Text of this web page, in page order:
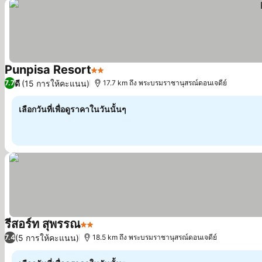
Punpisa Resort2 ดาว
7.7ดี (15 การให้คะแนน) 17.7 km ถึง พระบรมราชานุสรณ์ดอนเจดีย์
เลือกวันที่เพื่อดูราคาในวันนั้นๆ
รีสอร์ท สุพรรณ2 ดาว
7.4(5 การให้คะแนน) 18.5 km ถึง พระบรมราชานุสรณ์ดอนเจดีย์